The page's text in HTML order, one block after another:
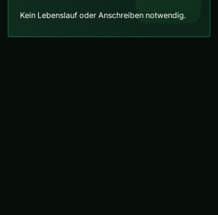
Kein Lebenslauf oder Anschreiben notwendig.